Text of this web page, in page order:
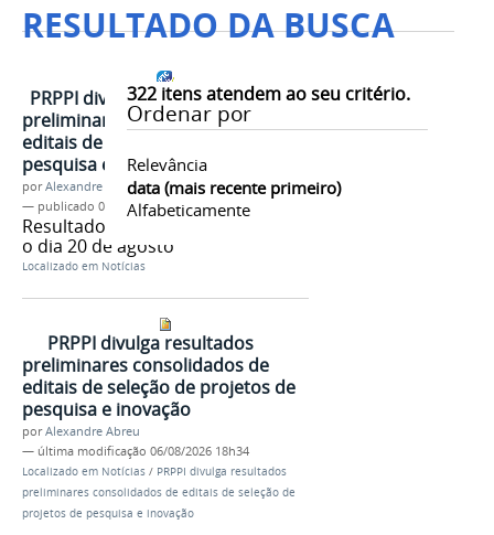
RESULTADO DA BUSCA
322itens atendem ao seu critério.
Ordenar por
Relevância
data (mais recente primeiro)
Alfabeticamente
PRPPI divulga resultados
preliminares consolidados de
editais de seleção de projetos de
pesquisa e inovação
porAlexandre Abreu
— publicado 06/08/2026
Resultado final está previsto para
o dia 20 de agosto
Localizado em Notícias
PRPPI divulga resultados
preliminares consolidados de
editais de seleção de projetos de
pesquisa e inovação
porAlexandre Abreu
— última modificação 06/08/2026 18h34
Localizado em Notícias / PRPPI divulga resultados
preliminares consolidados de editais de seleção de
projetos de pesquisa e inovação